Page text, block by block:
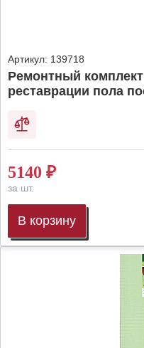
Артикул: 139718
Ремонтный
реставрации пола
5140 ₽
за шт.
В корзину